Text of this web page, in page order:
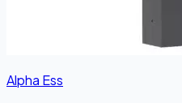
Alpha Ess